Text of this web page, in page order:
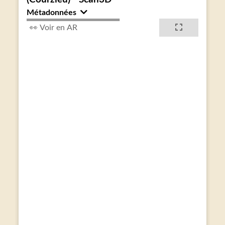
Métadonnées
👀 Voir en AR